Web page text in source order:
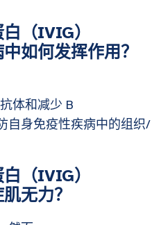
（IVIG）
如何发挥作用？
体和减少 B
自身免疫性疾病中的组织/
（IVIG）
无力？